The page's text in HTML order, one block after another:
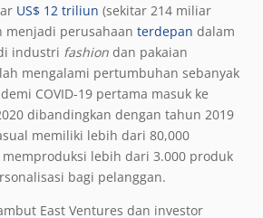
US$ 12 triliun (sekitar 214 miliar
menjadi perusahaan terdepan dalam
industri fashion dan pakaian
mengalami pertumbuhan sebanyak
COVID-19 pertama masuk ke
dibandingkan dengan tahun 2019
memiliki lebih dari 80,000
lebih dari 3.000 produk
bagi pelanggan.
East Ventures dan investor